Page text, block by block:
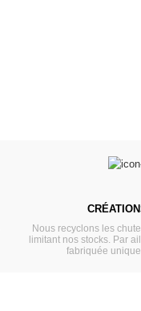
Nous recyclons les
limitant nos stocks. Par
fabriquée